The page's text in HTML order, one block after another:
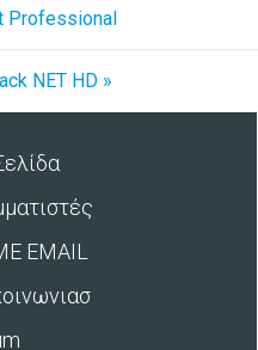
Professional
NET HD »
EMAIL